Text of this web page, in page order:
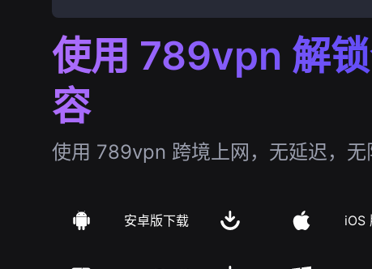
使用 789vpn 解
容
使用 789vpn 跨境上网，无延迟，无
安卓版下载 iOS